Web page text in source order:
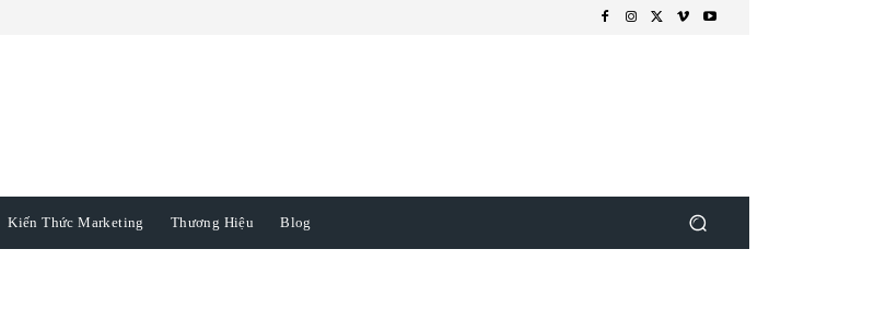
Kiến Thức Marketing Thương Hiệu Blog